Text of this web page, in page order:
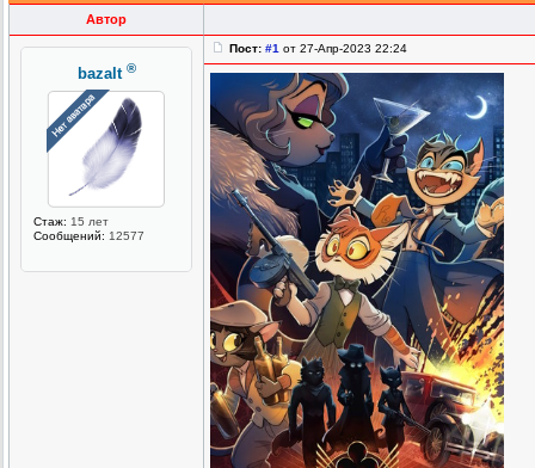
Автор
bazalt ®
Стаж: 15 лет
Сообщений: 12577
Пост: #1 от 27-Апр-2023 22:24